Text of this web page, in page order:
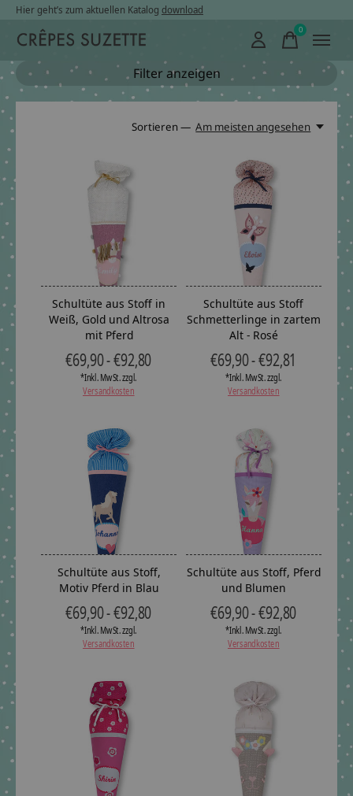
Hier geht’s zum aktuellen Katalog download
0items
Filter anzeigen
Sortieren — Am meisten angesehen
Schultüte aus Stoff in
Weiß, Gold und Altrosa
mit Pferd
€69,90 - €92,80
*Inkl. MwSt. zzgl.
Versandkosten
Schultüte aus Stoff
Schmetterlinge in zartem
Alt - Rosé
€69,90 - €92,81
*Inkl. MwSt. zzgl.
Versandkosten
Schultüte aus Stoff,
Motiv Pferd in Blau
€69,90 - €92,80
*Inkl. MwSt. zzgl.
Versandkosten
Schultüte aus Stoff, Pferd
und Blumen
€69,90 - €92,80
*Inkl. MwSt. zzgl.
Versandkosten